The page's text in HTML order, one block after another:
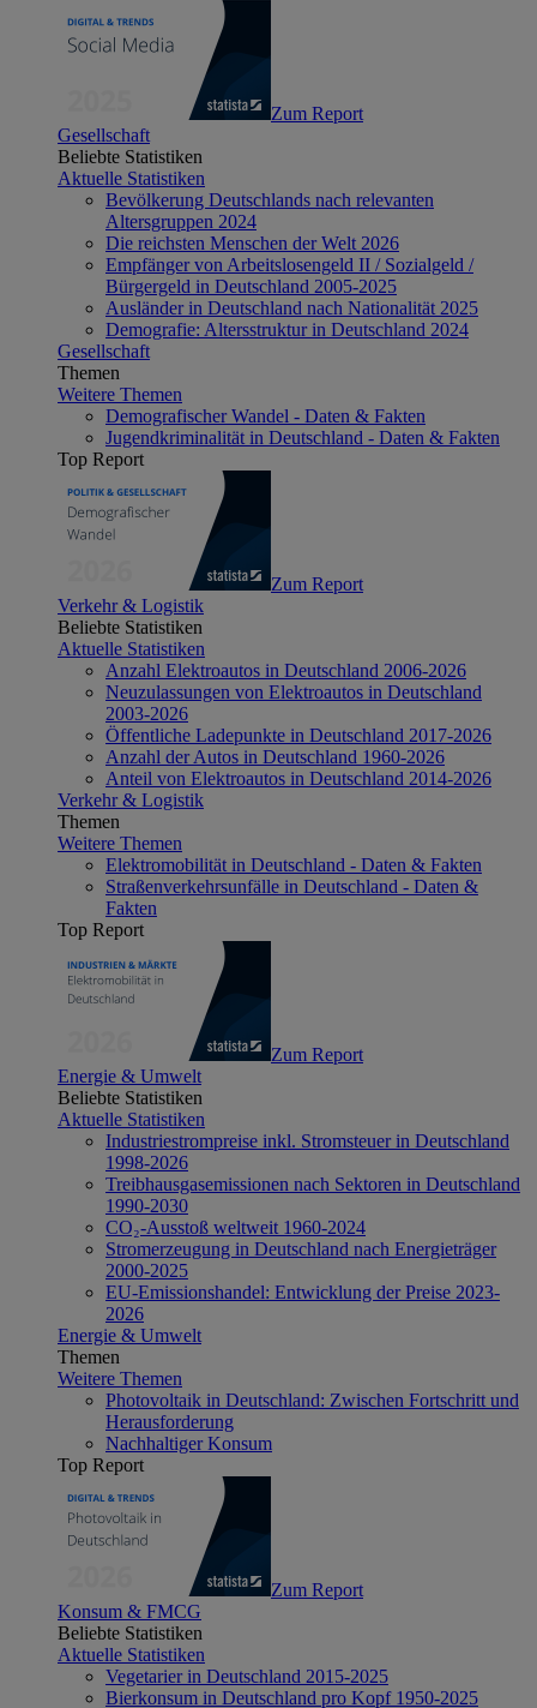
Zum Report
Gesellschaft
Beliebte Statistiken
Aktuelle Statistiken
Bevölkerung Deutschlands nach relevanten
Altersgruppen 2024
Die reichsten Menschen der Welt 2026
Empfänger von Arbeitslosengeld II / Sozialgeld /
Bürgergeld in Deutschland 2005-2025
Ausländer in Deutschland nach Nationalität 2025
Demografie: Altersstruktur in Deutschland 2024
Gesellschaft
Themen
Weitere Themen
Demografischer Wandel - Daten & Fakten
Jugendkriminalität in Deutschland - Daten & Fakten
Top Report
Zum Report
Verkehr & Logistik
Beliebte Statistiken
Aktuelle Statistiken
Anzahl Elektroautos in Deutschland 2006-2026
Neuzulassungen von Elektroautos in Deutschland
2003-2026
Öffentliche Ladepunkte in Deutschland 2017-2026
Anzahl der Autos in Deutschland 1960-2026
Anteil von Elektroautos in Deutschland 2014-2026
Verkehr & Logistik
Themen
Weitere Themen
Elektromobilität in Deutschland - Daten & Fakten
Straßenverkehrsunfälle in Deutschland - Daten &
Fakten
Top Report
Zum Report
Energie & Umwelt
Beliebte Statistiken
Aktuelle Statistiken
Industriestrompreise inkl. Stromsteuer in Deutschland
1998-2026
Treibhausgasemissionen nach Sektoren in Deutschland
1990-2030
CO₂-Ausstoß weltweit 1960-2024
Stromerzeugung in Deutschland nach Energieträger
2000-2025
EU-Emissionshandel: Entwicklung der Preise 2023-
2026
Energie & Umwelt
Themen
Weitere Themen
Photovoltaik in Deutschland: Zwischen Fortschritt und
Herausforderung
Nachhaltiger Konsum
Top Report
Zum Report
Konsum & FMCG
Beliebte Statistiken
Aktuelle Statistiken
Vegetarier in Deutschland 2015-2025
Bierkonsum in Deutschland pro Kopf 1950-2025